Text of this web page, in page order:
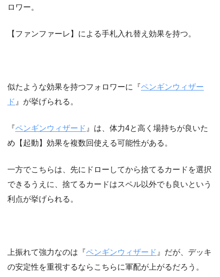
ロワー。
【ファンファーレ】による手札入れ替え効果を持つ。
似たような効果を持つフォロワーに『ペンギンウィザー
ド 』が挙げられる。
『ペンギンウィザード 』は、体力4と高く場持ちが良いた
め【起動】効果を複数回使える可能性がある。
一方でこちらは、先にドローしてから捨てるカードを選択
できるうえに、捨てるカードはスペル以外でも良いという
利点が挙げられる。
上振れて強力なのは『ペンギンウィザード 』だが、デッキ
の安定性を重視するならこちらに軍配が上がるだろう。